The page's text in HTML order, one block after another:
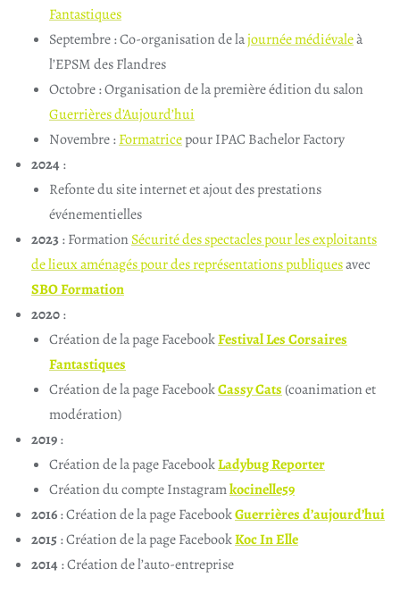
Fantastiques
Septembre : Co-organisation de lajournée médiévaleà
l’EPSM des Flandres
Octobre : Organisation de la première édition du salon
Guerrières d’Aujourd’hui
Novembre :Formatricepour IPAC Bachelor Factory
2024:
Refonte du site internet et ajout des prestations
événementielles
2023: FormationSécurité des spectacles pour les exploitants
de lieux aménagés pour des représentations publiquesavec
SBO Formation
2020:
Création de la page FacebookFestival Les Corsaires
Fantastiques
Création de la page FacebookCassy Cats (coanimation et
modération)
2019:
Création de la page FacebookLadybug Reporter
Création du compte Instagramkocinelle59
2016: Création de la page FacebookGuerrières d’aujourd’hui
2015 : Création de la page FacebookKoc In Elle
2014: Création de l’auto-entreprise